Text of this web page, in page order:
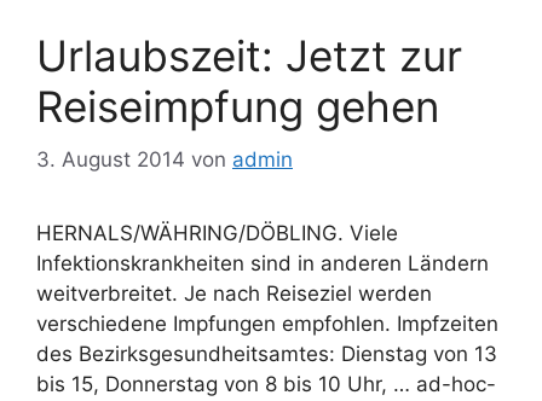
Urlaubszeit: Jetzt zur
Reiseimpfung gehen
3. August 2014 von admin
HERNALS/WÄHRING/DÖBLING. Viele
Infektionskrankheiten sind in anderen Ländern
weitverbreitet. Je nach Reiseziel werden
verschiedene Impfungen empfohlen. Impfzeiten
des Bezirksgesundheitsamtes: Dienstag von 13
bis 15, Donnerstag von 8 bis 10 Uhr, … ad-hoc-